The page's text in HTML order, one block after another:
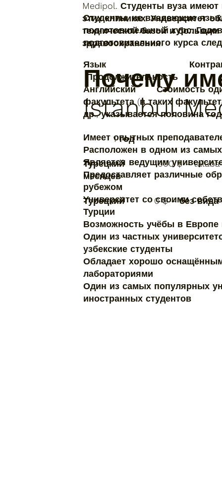
Medipol. Студенты вуза
этих клиниках. Университет
технической базой и
здравоохранения.
Почему
Istanbul
Имеет опытных
Расположен в одном из
Является ведущим
Предоставляет различные
рубежом
Университет со своими
Турции
Возможность учёбы в Европе
Один из частных
узбекские студенты
Обладает хорошо
лабораториями
Один из самых популярных
иностранных студентов
Студенты, не владеющие
подготовительный курс.
подготовительного курса
Язык
Английский Стоимость
факультета (в таких
др., указывается
1
Турецкий 1000 $
месяцев
Турецкий 0 $ – без